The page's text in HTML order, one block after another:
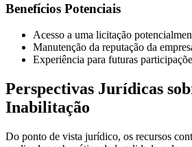
Benefícios Potenciais
Acesso a uma licitação
Manutenção da reputação da
Experiência para futuras
Perspectivas Jurídicas
Inabilitação
Do ponto de vista jurídico, os recursos